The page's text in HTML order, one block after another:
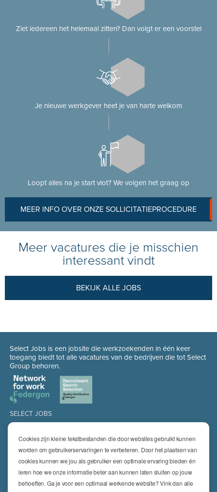
Cookies zijn kleine tekstbestanden die door websites gebruikt kunnen
worden om gebruikerservaringen te verbeteren. Door het plaatsen van
cookies kunnen we jou als gebruiker een optimale ervaring bieden én
leren hoe we onze informatie beter aan kunnen laten sluiten op jouw
behoeften. Ga je voor een optimaal werkende website? Vink dan alle
Ziet iedereen het helemaal zitten? Dan volgt er een voorstel
Je nieuwe werkgever heet je van harte welkom
Loopt alles na je start vlot? We volgen het graag op
MEER INFO OVER ONZE SOLLICITATIEPROCEDURE
Meer vacatures die je misschien
interessant vindt
BEKIJK ALLE JOBS
Select Jobs is een jobsite die werkzoekenden in één keer
toegang biedt tot alle vacatures van de bedrijven die tot Select
Group behoren.
SELECT JOBS
Jobs
Job alert
SPECIALISATIES
Technics
High Technics & Engineering